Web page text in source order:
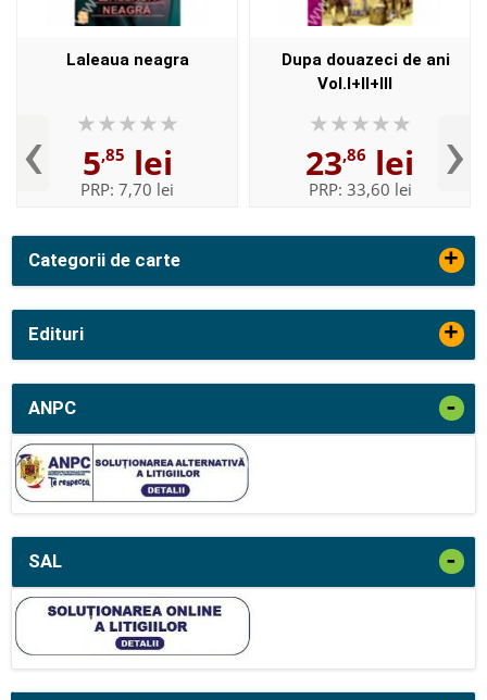
Categorii de carte +
Edituri +
ANPC -
SAL -
‹
Laleaua neagra
5,85 lei
PRP: 7,70 lei
Dupa douazeci de ani
Vol.I+II+III
23,86 lei
PRP: 33,60 lei ›